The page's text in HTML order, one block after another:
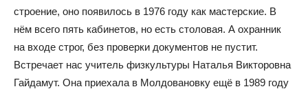
строение, оно появилось в 1976 году как мастерские. В
нём всего пять кабинетов, но есть столовая. А охранник
на входе строг, без проверки документов не пустит.
Встречает нас учитель физкультуры Наталья Викторовна
Гайдамут. Она приехала в Молдовановку ещё в 1989 году